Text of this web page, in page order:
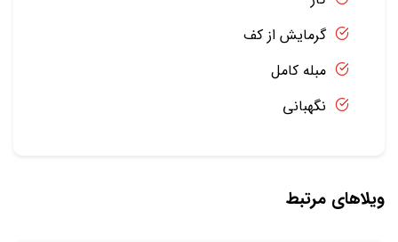
گرمایش از کف
مبله کامل
نگهبانی
ویلاهای مرتبط